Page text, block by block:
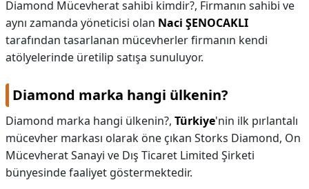
Diamond Mücevherat sahibi kimdir?, Firmanın sahibi ve
aynı zamanda yöneticisi olan Naci ŞENOCAKLI
tarafından tasarlanan mücevherler firmanın kendi
atölyelerinde üretilip satışa sunuluyor.
Diamond marka hangi ülkenin?
Diamond marka hangi ülkenin?, Türkiye'nin ilk pırlantalı
mücevher markası olarak öne çıkan Storks Diamond, On
Mücevherat Sanayi ve Dış Ticaret Limited Şirketi
bünyesinde faaliyet göstermektedir.